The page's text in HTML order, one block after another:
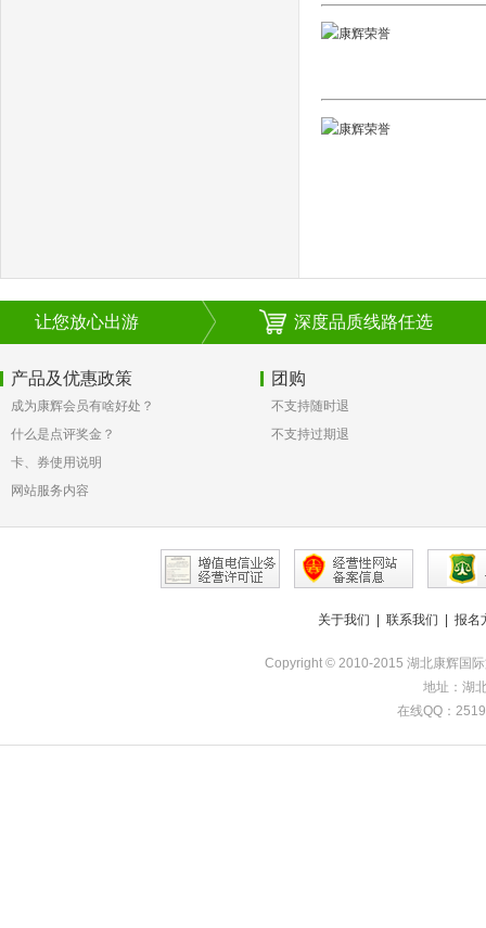
让您放心出游 深度品质线路任选
产品及优惠政策
成为康辉会员有啥好处？
什么是点评奖金？
卡、券使用说明
网站服务内容
团购
不支持随时退
不支持过期退
关于我们 | 联系我们 | 报名
Copyright © 2010-2015 湖北康辉国
地址：湖
在线QQ：